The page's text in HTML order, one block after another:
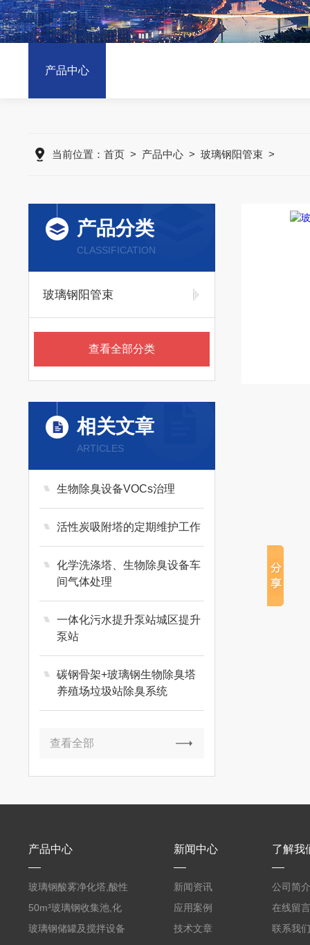
产品中心
当前位置： 首页> 产品中心> 玻璃钢阳管束 >
产品分类
CLASSIFICATION
玻璃钢阳管束
查看全部分类
相关文章
ARTICLES
生物除臭设备VOCs治理
活性炭吸附塔的定期维护工作
化学洗涤塔、生物除臭设备车
间气体处理
一体化污水提升泵站城区提升
泵站
碳钢骨架+玻璃钢生物除臭塔
养殖场垃圾站除臭系统
查看全部
产品中心
玻璃钢酸雾净化塔,酸性
废气洗涤塔处理工艺
50m³玻璃钢收集池,化
粪罐
玻璃钢储罐及搅拌设备
新闻中心
新闻资讯
应用案例
技术文章
了解我
公司简介
在线留言
联系我们